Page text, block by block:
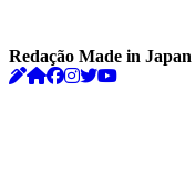
Redação Made in Japan